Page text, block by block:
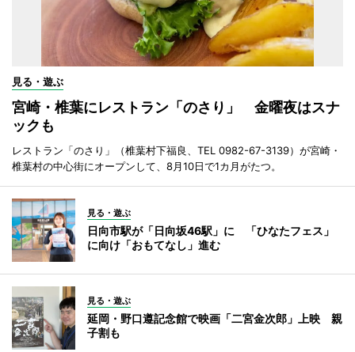
見る・遊ぶ
宮崎・椎葉にレストラン「のさり」 金曜夜はスナ
ックも
レストラン「のさり」（椎葉村下福良、TEL 0982-67-3139）が宮崎・
椎葉村の中心街にオープンして、8月10日で1カ月がたつ。
見る・遊ぶ
日向市駅が「日向坂46駅」に 「ひなたフェス」
に向け「おもてなし」進む
見る・遊ぶ
延岡・野口遵記念館で映画「二宮金次郎」上映 親
子割も